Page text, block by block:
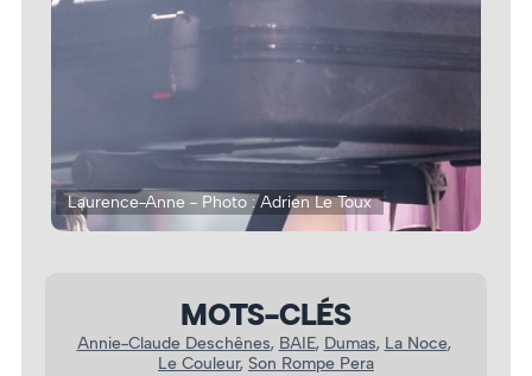
Laurence-Anne - Photo : Adrien Le Toux
MOTS-CLÉS
Annie-Claude Deschênes, BAIE, Dumas, La Noce,
Le Couleur, Son Rompe Pera